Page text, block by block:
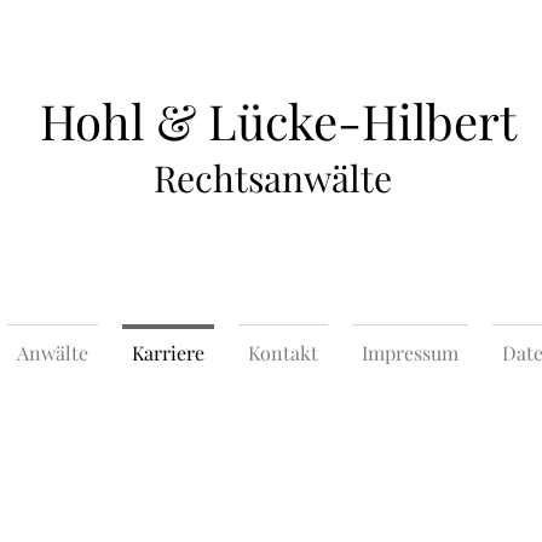
Hohl & Lücke-Hilbert
Rechtsanwälte
Anwälte Karriere Kontakt Impressum